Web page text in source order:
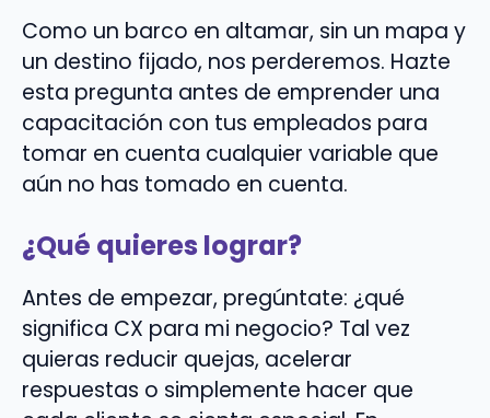
Como un barco en altamar, sin un mapa y
un destino fijado, nos perderemos. Hazte
esta pregunta antes de emprender una
capacitación con tus empleados para
tomar en cuenta cualquier variable que
aún no has tomado en cuenta.
¿Qué quieres lograr?
Antes de empezar, pregúntate: ¿qué
significa CX para mi negocio? Tal vez
quieras reducir quejas, acelerar
respuestas o simplemente hacer que